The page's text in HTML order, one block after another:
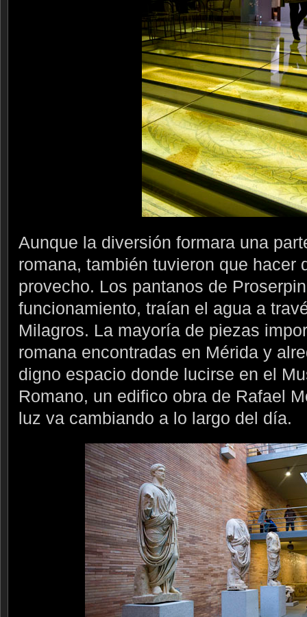
Aunque la diversión formara una
romana, también tuvieron que hacer
provecho. Los pantanos de
funcionamiento, traían el agua a
Milagros. La mayoría de piezas
romana encontradas en Mérida y
digno espacio donde lucirse en el
Romano, un edifico obra de Rafael
luz va cambiando a lo largo del día.